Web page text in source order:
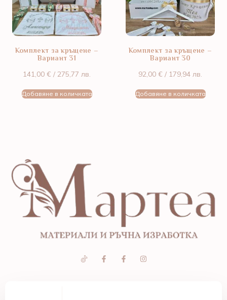
Комплект за кръщене –
Вариант 31
141,00 € / 275,77 лв.
Добавяне в количката
Комплект за кръщене –
Вариант 30
92,00 € / 179,94 лв.
Добавяне в количката